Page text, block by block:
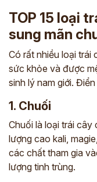
TOP 15 loại
sung mãn
Có rất nhiều loại trái
sức khỏe và được
sinh lý nam giới.
1. Chuối
Chuối là loại trái
lượng cao kali,
các chất tham gia
lượng tinh trùng.